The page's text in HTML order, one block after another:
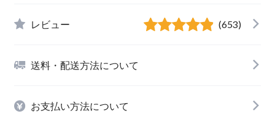
レビュー (653)
送料・配送方法について
お支払い方法について